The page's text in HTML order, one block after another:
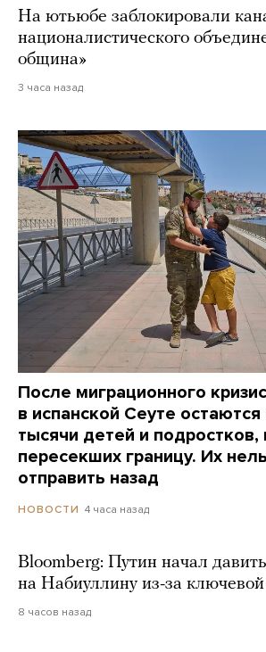
На ютьюбе заблокировали
националистического
община»
3 часа назад
После миграционного
в испанской Сеуте
тысячи детей и подростков,
пересекших границу. Их
отправить назад
НОВОСТИ 4 часа назад
Bloomberg: Путин начал давить
на Набиуллину из-за ключевой
8 часов назад